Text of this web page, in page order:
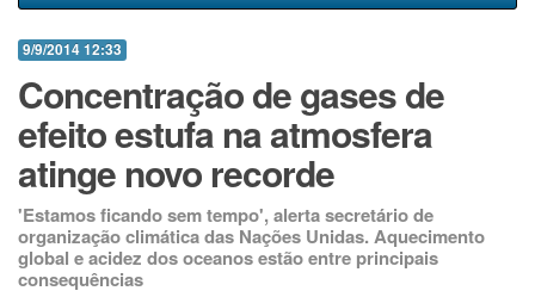
9/9/2014 12:33
Concentração de gases de
efeito estufa na atmosfera
atinge novo recorde
'Estamos ficando sem tempo', alerta secretário de
organização climática das Nações Unidas. Aquecimento
global e acidez dos oceanos estão entre principais
consequências